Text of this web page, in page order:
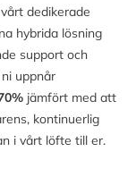
dedikerade
hybrida lösning
support och
uppnår
jämfört med att
kontinuerlig
i vårt löfte till er.